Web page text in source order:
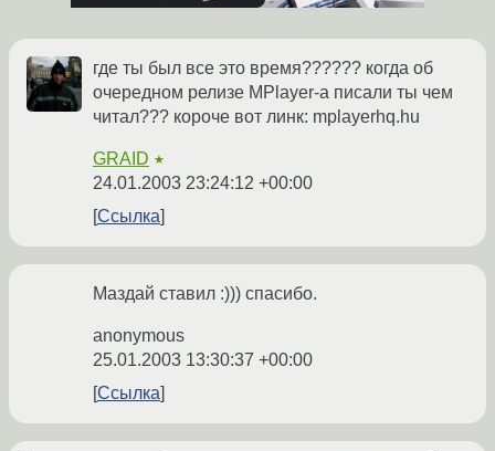
где ты был все это время?????? когда об
очередном релизе MPlayer-a писали ты чем
читал??? короче вот линк: mplayerhq.hu
GRAID ★
24.01.2003 23:24:12 +00:00
Ссылка
Маздай ставил :))) спасибо.
anonymous
25.01.2003 13:30:37 +00:00
Ссылка